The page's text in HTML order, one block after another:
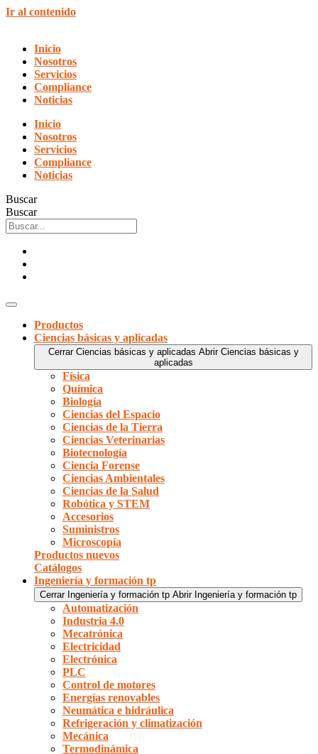
Ir al contenido
Inicio
Nosotros
Servicios
Compliance
Noticias
Inicio
Nosotros
Servicios
Compliance
Noticias
Buscar
Buscar
Productos
Ciencias básicas y aplicadas
Cerrar Ciencias básicas y aplicadas Abrir Ciencias básicas y
aplicadas
Física
Química
Biología
Ciencias del Espacio
Ciencias de la Tierra
Ciencias Veterinarias
Biotecnología
Ciencia Forense
Ciencias Ambientales
Ciencias de la Salud
Robótica y STEM
Accesorios
Suministros
Microscopía
Productos nuevos
Catálogos
Ingeniería y formación tp
Cerrar Ingeniería y formación tp Abrir Ingeniería y formación tp
Automatización
Industria 4.0
Mecatrónica
Electricidad
Electrónica
PLC
Control de motores
Energías renovables
Neumática e hidráulica
Refrigeración y climatización
Mecánica
Termodinámica